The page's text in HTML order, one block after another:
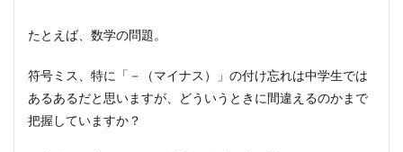
たとえば、数学の問題。
符号ミス、特に「－（マイナス）」の付け忘れは中学生では
あるあるだと思いますが、どういうときに間違えるのかまで
把握していますか？